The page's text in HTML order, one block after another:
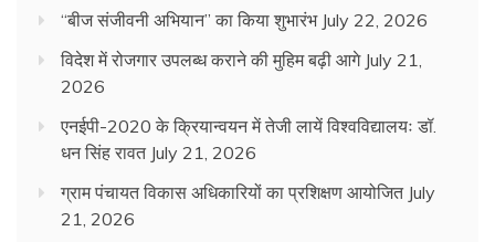
“बीज संजीवनी अभियान” का किया शुभारंभ July 22, 2026
विदेश में रोजगार उपलब्ध कराने की मुहिम बढ़ी आगे July 21,
2026
एनईपी-2020 के क्रियान्वयन में तेजी लायें विश्वविद्यालयः डॉ.
धन सिंह रावत July 21, 2026
ग्राम पंचायत विकास अधिकारियों का प्रशिक्षण आयोजित July
21, 2026